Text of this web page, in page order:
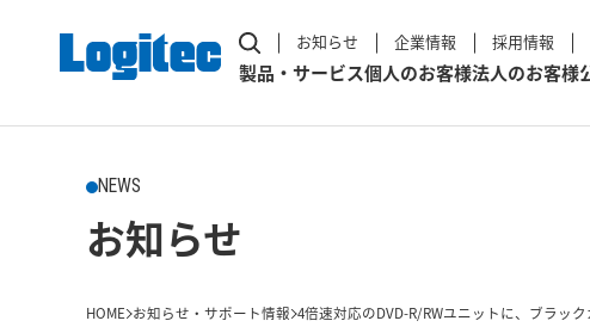
お知らせ 企業情報 採用情報
製品・サービス個人のお客様法人のお客様
NEWS
お知らせ
HOME お知らせ・サポート情報 4倍速対応のDVD-R/RWユニットに、ブラッ